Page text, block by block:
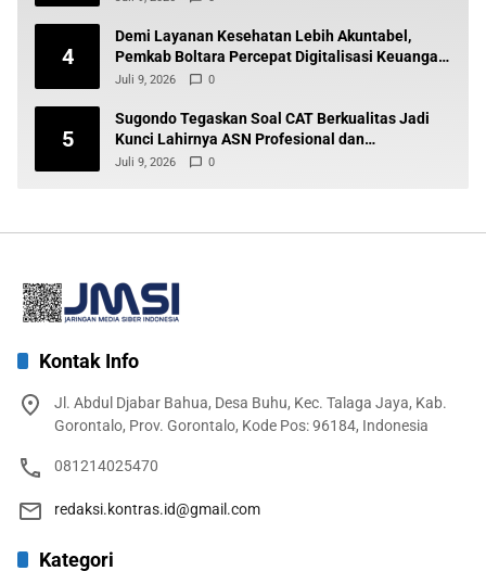
4
Demi Layanan Kesehatan Lebih Akuntabel,
Pemkab Boltara Percepat Digitalisasi Keuangan
BLUD
Juli 9, 2026 0
5
Sugondo Tegaskan Soal CAT Berkualitas Jadi
Kunci Lahirnya ASN Profesional dan
Berintegritas
Juli 9, 2026 0
Kontak Info
Jl. Abdul Djabar Bahua, Desa Buhu, Kec. Talaga Jaya, Kab.
Gorontalo, Prov. Gorontalo, Kode Pos: 96184, Indonesia
081214025470
redaksi.kontras.id@gmail.com
Kategori